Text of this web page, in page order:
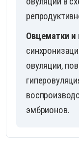
Овцематки
овуляции,
эмбрионов.